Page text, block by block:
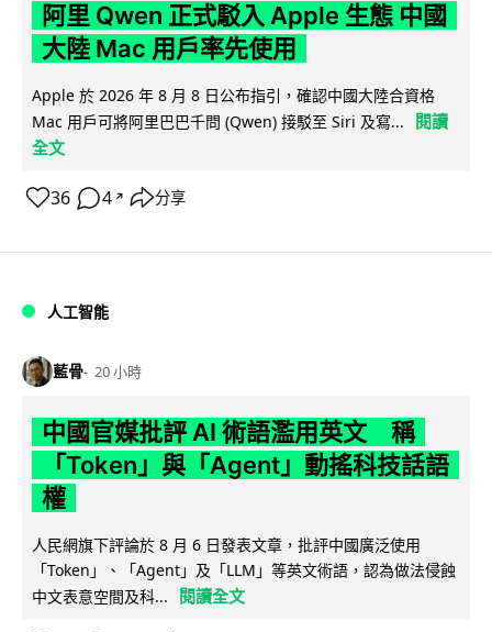
阿里 Qwen 正式駁入 Apple 生態 中國
大陸 Mac 用戶率先使用
Apple 於 2026 年 8 月 8 日公布指引，確認中國大陸合資格
Mac 用戶可將阿里巴巴千問 (Qwen) 接駁至 Siri 及寫...
閱讀
全文
36 4 ↗ 分享
人工智能
藍骨 20 小時
中國官媒批評 AI 術語濫用英文 稱
「Token」與「Agent」動搖科技話語
權
人民網旗下評論於 8 月 6 日發表文章，批評中國廣泛使用
「Token」、「Agent」及「LLM」等英文術語，認為做法侵蝕
中文表意空間及科...
閱讀全文